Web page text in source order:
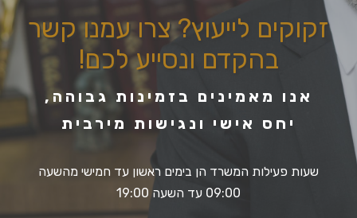
זקוקים לייעוץ? צרו עמנו קשר
בהקדם ונסייע לכם!
אנו מאמינים בזמינות גבוהה,
יחס אישי ונגישות מירבית
שעות פעילות המשרד הן בימים ראשון עד חמישי מהשעה
09:00 עד השעה 19:00